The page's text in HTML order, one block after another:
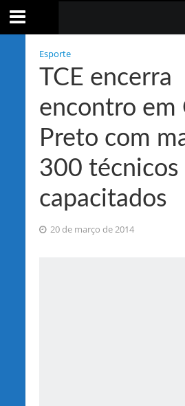
Esporte
TCE encerra
encontro em
Preto com
300 técnicos
capacitados
20 de março de 2014